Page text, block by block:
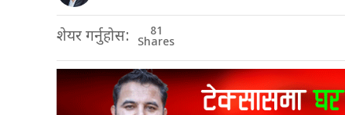
शेयर गर्नुहोस: 81
Shares